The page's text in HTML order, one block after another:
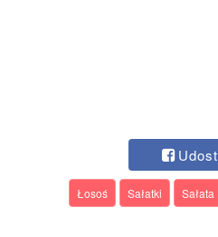
Łosoś Sałatki Sałata